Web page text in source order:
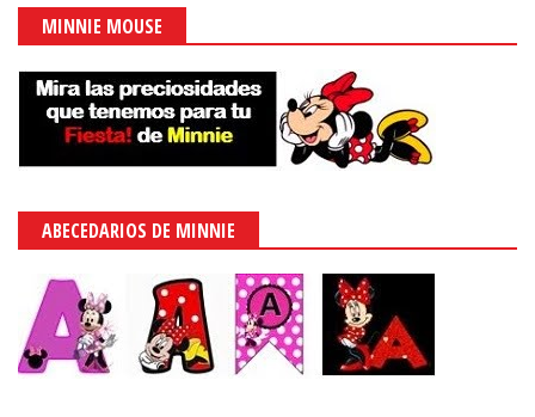
MINNIE MOUSE
ABECEDARIOS DE MINNIE